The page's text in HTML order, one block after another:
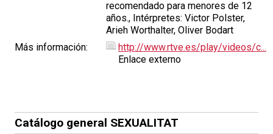
recomendado para menores de 12
años., Intérpretes: Victor Polster,
Arieh Worthalter, Oliver Bodart
Más información:
http://www.rtve.es/play/videos/c...
Enlace externo
Catálogo general SEXUALITAT